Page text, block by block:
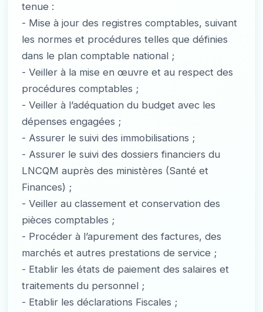
tenue :
- Mise à jour des registres comptables, suivant
les normes et procédures telles que définies
dans le plan comptable national ;
- Veiller à la mise en œuvre et au respect des
procédures comptables ;
- Veiller à l’adéquation du budget avec les
dépenses engagées ;
- Assurer le suivi des immobilisations ;
- Assurer le suivi des dossiers financiers du
LNCQM auprès des ministères (Santé et
Finances) ;
- Veiller au classement et conservation des
pièces comptables ;
- Procéder à l’apurement des factures, des
marchés et autres prestations de service ;
- Etablir les états de paiement des salaires et
traitements du personnel ;
- Etablir les déclarations Fiscales ;